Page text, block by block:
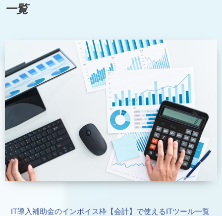
一覧
IT導入補助金のインボイス枠【会計】で使えるITツール一覧